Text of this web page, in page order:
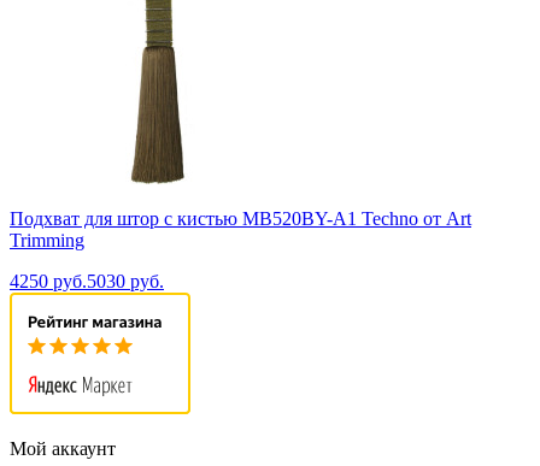
Подхват для штор с кистью MB520BY-A1 Techno от Art
Trimming
4250 руб.5030 руб.
Мой аккаунт